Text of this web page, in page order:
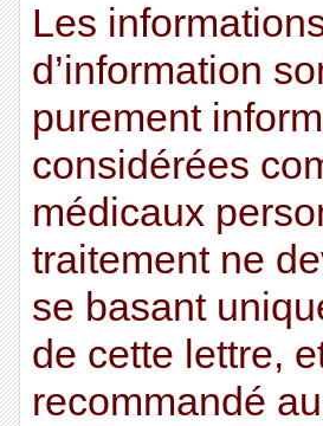
Les
d’information
purement
considérées
médicaux
traitement ne
se basant
de cette lettre,
recommandé